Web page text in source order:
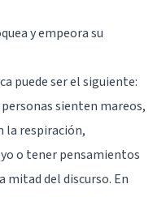
y empeora su
puede ser el siguiente:
sienten mareos,
la respiración,
o tener pensamientos
mitad del discurso. En